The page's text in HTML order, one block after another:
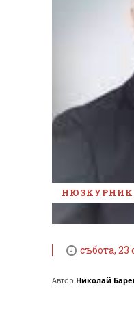
НЮЗКУРНИК
събота, 23
Автор Николай